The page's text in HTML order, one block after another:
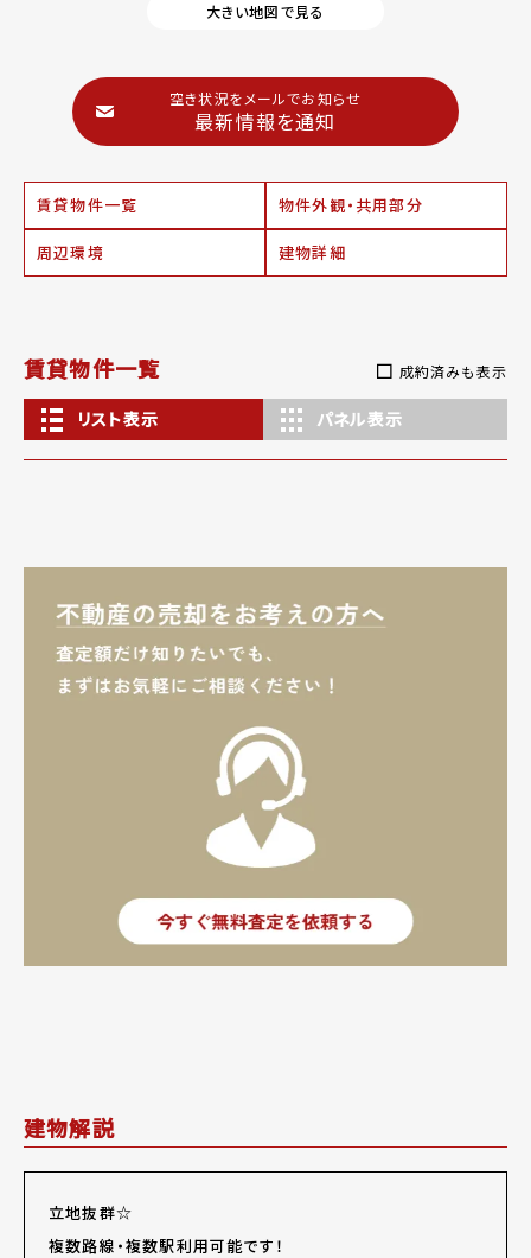
大きい地図で見る
空き状況をメールでお知らせ
最新情報を通知
賃貸物件一覧 物件外観・共用部分
周辺環境 建物詳細
賃貸物件一覧 成約済みも表示
リスト表示 パネル表示
建物解説
立地抜群☆
複数路線・複数駅利用可能です！